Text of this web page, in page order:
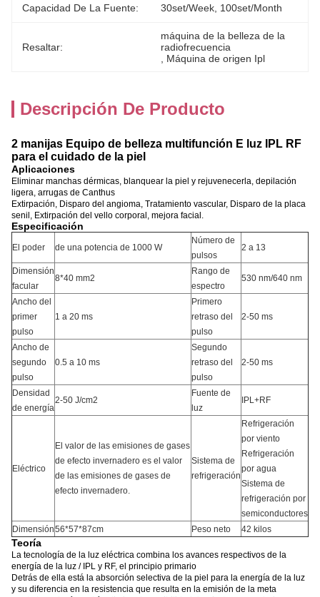
Capacidad De La Fuente: 30set/week, 100set/Month
Resaltar:
máquina de la belleza de la
radiofrecuencia
Máquina de origen Ipl
Descripción De Producto
2 manijas Equipo de belleza multifunción E luz IPL RF
para el cuidado de la piel
Aplicaciones
Eliminar manchas dérmicas, blanquear la piel y rejuvenecerla, depilación
ligera, arrugas de Canthus
Extirpación, Disparo del angioma, Tratamiento vascular, Disparo de la placa
senil, Extirpación del vello corporal, mejora facial.
Especificación
El poder de una potencia de 1000 W
Número de
pulsos
2 a 13
Dimensión
facular
8*40 mm2
Rango de
espectro
530 nm/640 nm
Ancho del
primer
pulso
1 a 20 ms
Primero
retraso del
pulso
2-50 ms
Ancho de
segundo
pulso
0.5 a 10 ms
Segundo
retraso del
pulso
2-50 ms
Densidad
de energía
2-50 J/cm2
Fuente de
luz
IPL+RF
Eléctrico
El valor de las emisiones de gases
de efecto invernadero es el valor
de las emisiones de gases de
efecto invernadero.
Sistema de
refrigeración
Refrigeración
por viento
Refrigeración
por agua
Sistema de
refrigeración por
semiconductores
Dimensión56*57*87cm Peso neto 42 kilos
Teoría
La tecnología de la luz eléctrica combina los avances respectivos de la
energía de la luz / IPL y RF, el principio primario
Detrás de ella está la absorción selectiva de la piel para la energía de la luz
y su diferencia en la resistencia que resulta en la emisión de la meta